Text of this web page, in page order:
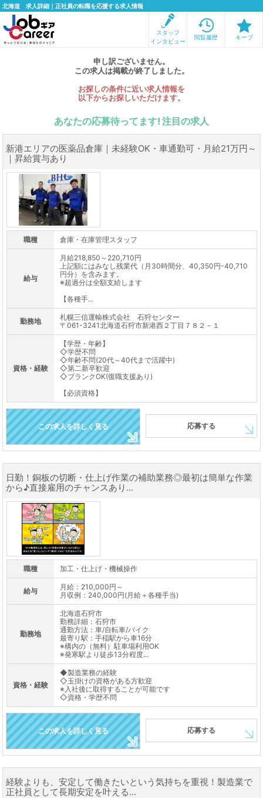
北海道 求人詳細｜正社員の転職を応援する求人情報
スタッフ
インタビュー
閲覧履歴 キープ
申し訳ございません。
この求人は掲載が終了しました。
お探しの条件に近い求人情報を
以下からお探しいただけます。
あなたの応募待ってます! 注目の求人
新港エリアの医薬品倉庫｜未経験OK・車通勤可・月給21万円～
｜昇給賞与あり
職種 倉庫・在庫管理スタッフ
給与
月給218,850～220,710円
上記額にはみなし残業代（月30時間分、40,350円-40,710
円分）を含みます。
※超過分は全額支給します
【各種手...
勤務地
札幌三信運輸株式会社 石狩センター
〒061-3241北海道石狩市新港西２丁目７８２－１
資格・経験
【学歴・年齢】
◇学歴不問
◇年齢不問(20代～40代まで活躍中)
◇第二新卒歓迎
◇ブランクOK(復職支援あり)
【必須資格】
この求人を詳しく見る 応募する
日勤！銅板の切断・仕上げ作業の補助業務◎最初は簡単な作業
から♪直接雇用のチャンスあり...
職種 加工・仕上げ・機械操作
給与
月給：210,000円～
月収例：240,000円(月給＋各種手当)
勤務地
北海道石狩市
勤務詳細：石狩市
通勤方法：車/自転車/バイク
最寄り駅：手稲駅から車16分
※構内の（無料）駐車場利用OK
※発寒駅より徒歩13分程度...
資格・経験
◆製造業務の経験
◇玉掛けの資格がある方歓迎
※入社後に取得することが可能です
◇資格・学歴不問
この求人を詳しく見る 応募する
経験よりも、安定して働きたいという気持ちを重視！製造業で
正社員として長期安定を叶える...